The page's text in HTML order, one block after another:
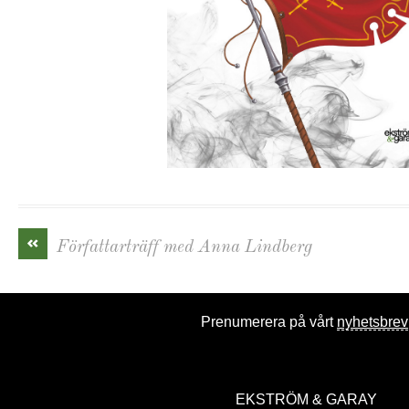
« Författarträff med Anna Lindberg
Prenumerera på vårt nyhetsbrev
EKSTRÖM & GARAY